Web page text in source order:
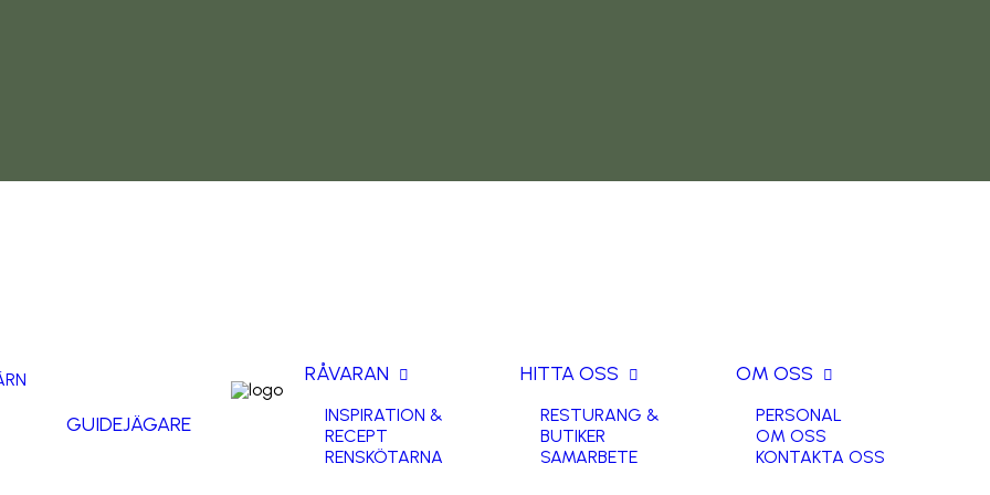
GUIDEJÄGARE
RÅVARAN
INSPIRATION &
RECEPT
RENSKÖTARNA
HITTA OSS
RESTURANG &
BUTIKER
SAMARBETE
OM OSS
PERSONAL
OM OSS
KONTAKTA OSS